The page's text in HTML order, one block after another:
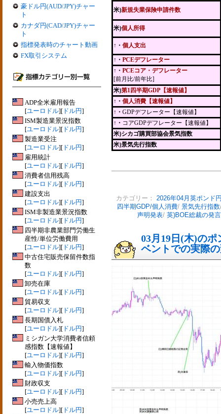
豪ドル円(AUD/JPY)チャー
ト
カナダ円(CAD/JPY)チャー
ト
指標発表時のチャート動画
FX取引システム
ADP全米雇用報告
[ユーロドル][ ドル円]
ISM製造業景況指数
[ユーロドル][ ドル円]
製造業受注
[ユーロドル][ ドル円]
雇用統計
[ユーロドル][ ドル円]
消費者信用残高
[ユーロドル][ ドル円]
建設支出
[ユーロドル][ ドル円]
ISM非製造業景況指数
[ユーロドル][ ドル円]
四半期非農業部門労働生
産性/単位労働費用
[ユーロドル][ ドル円]
中古住宅販売保留件数指
数
[ユーロドル][ ドル円]
卸売在庫
[ユーロドル][ ドル円]
貿易収支
[ユーロドル][ ドル円]
長期国債入札
[ユーロドル][ ドル円]
ミシガン大学消費者信頼
感指数【速報値】
[ユーロドル][ ドル円]
輸入物価指数
[ユーロドル][ ドル円]
財政収支
[ユーロドル][ ドル円]
小売売上高
[ユーロドル][ ドル円]
米)新規失業保険申請件数
米)個人所得
↑・ 個人支出
↑・ PCEデフレーター
↑・ PCEコア・デフレーター
[前月比/前年比]
米)第1四半期GDP【速報値】
↑・ 個人消費【速報値】
↑・ GDPデフレーター【速報値】
↑・ コアGDPデフレーター【速報値】
米)シカゴ購買部協会景気指数
米)景気先行指数
カテゴリー： 2026年04月英ポンド
四半期GDP/個人消費/ 景気先行指数
声明発表/ 英)BOE総裁の発言
03月19日(木)の
ベントでの実際